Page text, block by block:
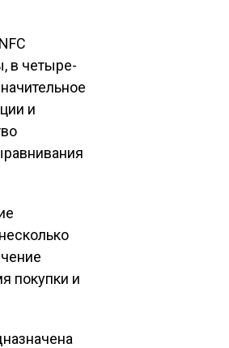
в четыре-
и
покупки и